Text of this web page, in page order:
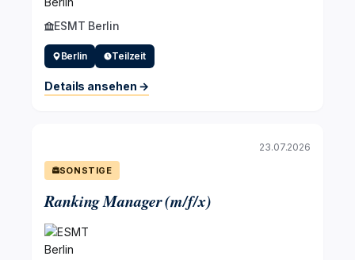
ESMT Berlin
Berlin Teilzeit
Details ansehen →
23.07.2026
SONSTIGE
Ranking Manager (m/f/x)